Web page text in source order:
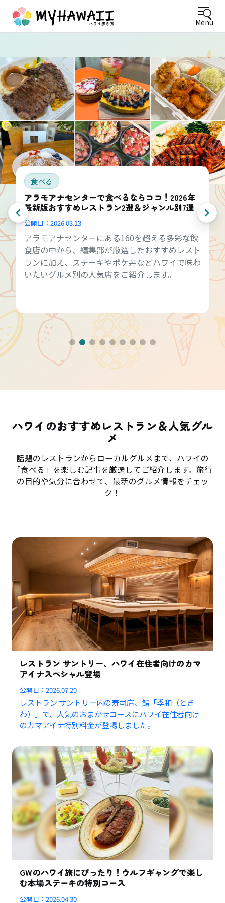
Menu
食べる
アラモアナセンターで食べるならココ！2026年
最新版おすすめレストラン2選＆ジャンル別7選
公開日： 2026.03.13
アラモアナセンターにある160を超える多彩な飲
食店の中から、編集部が厳選したおすすめレスト
ランに加え、ステーキやポケ丼などハワイで味わ
いたいグルメ別の人気店をご紹介します。
ハワイのおすすめレストラン＆人気グル
メ
話題のレストランからローカルグルメまで、ハワイの
「食べる」を楽しむ記事を厳選してご紹介します。旅行
の目的や気分に合わせて、最新のグルメ情報をチェッ
ク！
レストラン サントリー、ハワイ在住者向けのカマ
アイナスペシャル登場
公開日：2026.07.20
レストラン サントリー内の寿司店、鮨「季和（とき
わ）」で、人気のおまかせコースにハワイ在住者向け
のカマアイナ特別料金が登場しました。
GWのハワイ旅にぴったり！ウルフギャングで楽し
む本場ステーキの特別コース
公開日：2026.04.30